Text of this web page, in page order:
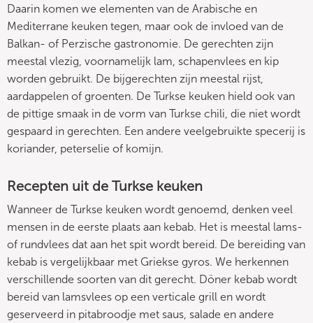
Daarin komen we elementen van de Arabische en
Mediterrane keuken tegen, maar ook de invloed van de
Balkan- of Perzische gastronomie. De gerechten zijn
meestal vlezig, voornamelijk lam, schapenvlees en kip
worden gebruikt. De bijgerechten zijn meestal rijst,
aardappelen of groenten. De Turkse keuken hield ook van
de pittige smaak in de vorm van Turkse chili, die niet wordt
gespaard in gerechten. Een andere veelgebruikte specerij is
koriander, peterselie of komijn.
Recepten uit de Turkse keuken
Wanneer de Turkse keuken wordt genoemd, denken veel
mensen in de eerste plaats aan kebab. Het is meestal lams-
of rundvlees dat aan het spit wordt bereid. De bereiding van
kebab is vergelijkbaar met Griekse gyros. We herkennen
verschillende soorten van dit gerecht. Döner kebab wordt
bereid van lamsvlees op een verticale grill en wordt
geserveerd in pitabroodje met saus, salade en andere